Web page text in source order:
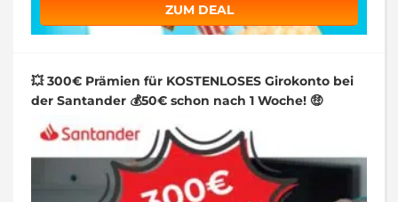
ZUM DEAL
💥 300€ Prämien für KOSTENLOSES Girokonto bei
der Santander 💰50€ schon nach 1 Woche! 🤑